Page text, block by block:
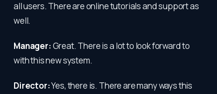
all users. There are online tutorials and support as
well.
Manager:Great. There is a lot to look forward to
with this new system.
Director:Yes, there is. There are many ways this